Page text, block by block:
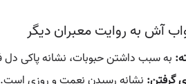
آش به روایت معبران دیگر
به سبب داشتن حبوبات، نشانه پاکی